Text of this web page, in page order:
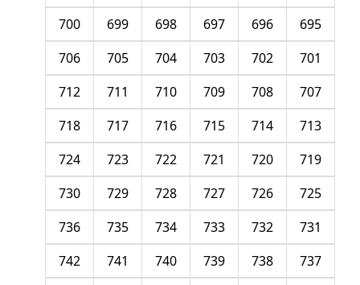
695
696
697
698
699
700
701
702
703
704
705
706
707
708
709
710
711
712
713
714
715
716
717
718
719
720
721
722
723
724
725
726
727
728
729
730
731
732
733
734
735
736
737
738
739
740
741
742